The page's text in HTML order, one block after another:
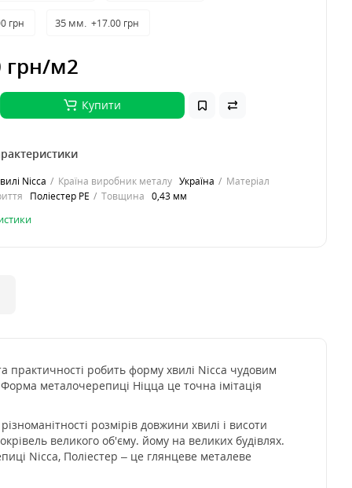
грн 35 мм. +17.00 грн
грн/м2
Купити
Nicca Країна виробник металу Україна
Матеріал
Поліестер PE Товщина 0,43 мм
практичності робить форму хвилі Nicca чудовим
металочерепиці Ніцца це точна імітація
розмірів довжини хвилі і висоти
великого об'єму. йому на великих будівлях.
Nicca, Поліестер – це глянцеве металеве